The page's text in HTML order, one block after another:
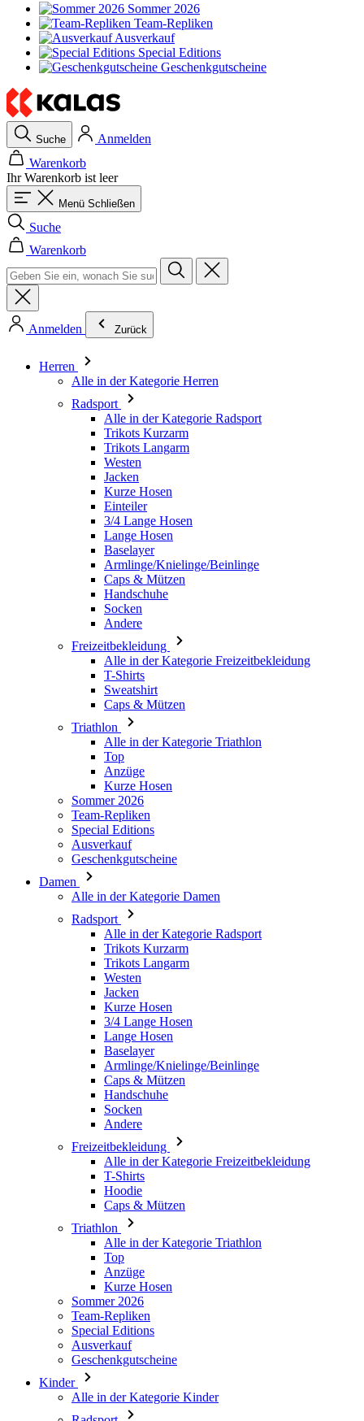
Sommer 2026
Team-Repliken
Ausverkauf
Special Editions
Geschenkgutscheine
Suche
Anmelden
Warenkorb
Ihr Warenkorb ist leer
Menü Schließen
Suche
Warenkorb
Anmelden Zurück
Herren
Alle in der Kategorie Herren
Radsport
Alle in der Kategorie Radsport
Trikots Kurzarm
Trikots Langarm
Westen
Jacken
Kurze Hosen
Einteiler
3/4 Lange Hosen
Lange Hosen
Baselayer
Armlinge/Knielinge/Beinlinge
Caps & Mützen
Handschuhe
Socken
Andere
Freizeitbekleidung
Alle in der Kategorie Freizeitbekleidung
T-Shirts
Sweatshirt
Caps & Mützen
Triathlon
Alle in der Kategorie Triathlon
Top
Anzüge
Kurze Hosen
Sommer 2026
Team-Repliken
Special Editions
Ausverkauf
Geschenkgutscheine
Damen
Alle in der Kategorie Damen
Radsport
Alle in der Kategorie Radsport
Trikots Kurzarm
Trikots Langarm
Westen
Jacken
Kurze Hosen
3/4 Lange Hosen
Lange Hosen
Baselayer
Armlinge/Knielinge/Beinlinge
Caps & Mützen
Handschuhe
Socken
Andere
Freizeitbekleidung
Alle in der Kategorie Freizeitbekleidung
T-Shirts
Hoodie
Caps & Mützen
Triathlon
Alle in der Kategorie Triathlon
Top
Anzüge
Kurze Hosen
Sommer 2026
Team-Repliken
Special Editions
Ausverkauf
Geschenkgutscheine
Kinder
Alle in der Kategorie Kinder